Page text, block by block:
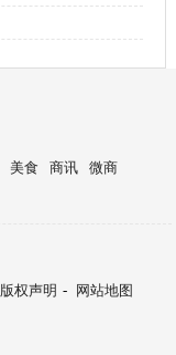
美食 商讯
微商
版权声明 -
网站地图